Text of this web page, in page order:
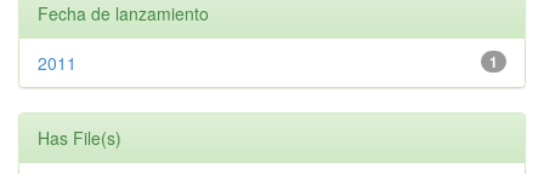
Fecha de lanzamiento
1
2011
Has File(s)